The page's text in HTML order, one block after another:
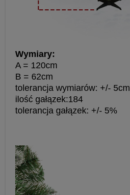
Wymiary:
A = 120cm
B = 62cm
tolerancja wymiarów: +/- 5cm
ilość gałązek:184
tolerancja gałązek: +/- 5%